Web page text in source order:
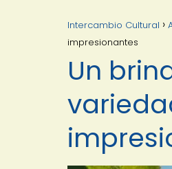
Intercambio Cultural
impresionantes
Un